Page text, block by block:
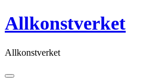
Skip
to
Allkonstverket
Allkonstverket